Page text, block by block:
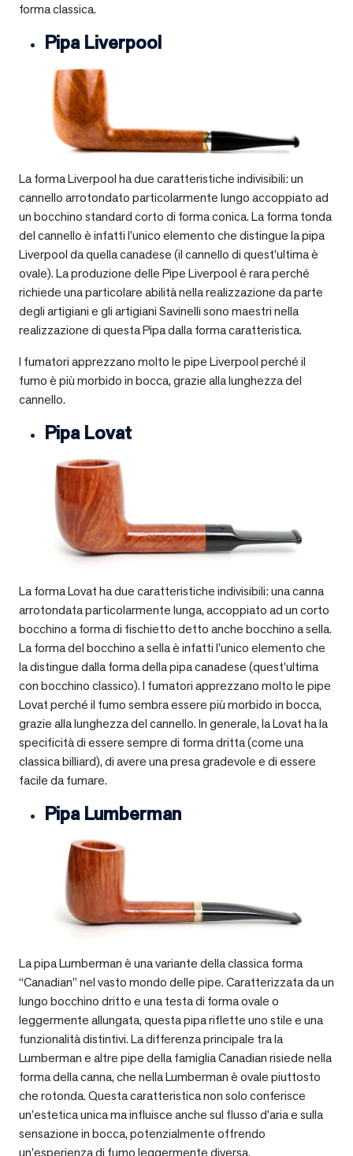
forma classica.
Pipa Liverpool
La forma Liverpool ha due caratteristiche indivisibili: un
cannello arrotondato particolarmente lungo accoppiato ad
un bocchino standard corto di forma conica. La forma tonda
del cannello è infatti l’unico elemento che distingue la pipa
Liverpool da quella canadese (il cannello di quest’ultima è
ovale). La produzione delle Pipe Liverpool è rara perché
richiede una particolare abilità nella realizzazione da parte
degli artigiani e gli artigiani Savinelli sono maestri nella
realizzazione di questa Pipa dalla forma caratteristica.
I fumatori apprezzano molto le pipe Liverpool perché il
fumo è più morbido in bocca, grazie alla lunghezza del
cannello.
Pipa Lovat
La forma Lovat ha due caratteristiche indivisibili: una canna
arrotondata particolarmente lunga, accoppiato ad un corto
bocchino a forma di fischietto detto anche bocchino a sella.
La forma del bocchino a sella è infatti l’unico elemento che
la distingue dalla forma della pipa canadese (quest’ultima
con bocchino classico). I fumatori apprezzano molto le pipe
Lovat perché il fumo sembra essere più morbido in bocca,
grazie alla lunghezza del cannello. In generale, la Lovat ha la
specificità di essere sempre di forma dritta (come una
classica billiard), di avere una presa gradevole e di essere
facile da fumare.
Pipa Lumberman
La pipa Lumberman è una variante della classica forma
“Canadian” nel vasto mondo delle pipe. Caratterizzata da un
lungo bocchino dritto e una testa di forma ovale o
leggermente allungata, questa pipa riflette uno stile e una
funzionalità distintivi. La differenza principale tra la
Lumberman e altre pipe della famiglia Canadian risiede nella
forma della canna, che nella Lumberman è ovale piuttosto
che rotonda. Questa caratteristica non solo conferisce
un’estetica unica ma influisce anche sul flusso d’aria e sulla
sensazione in bocca, potenzialmente offrendo
un’esperienza di fumo leggermente diversa.